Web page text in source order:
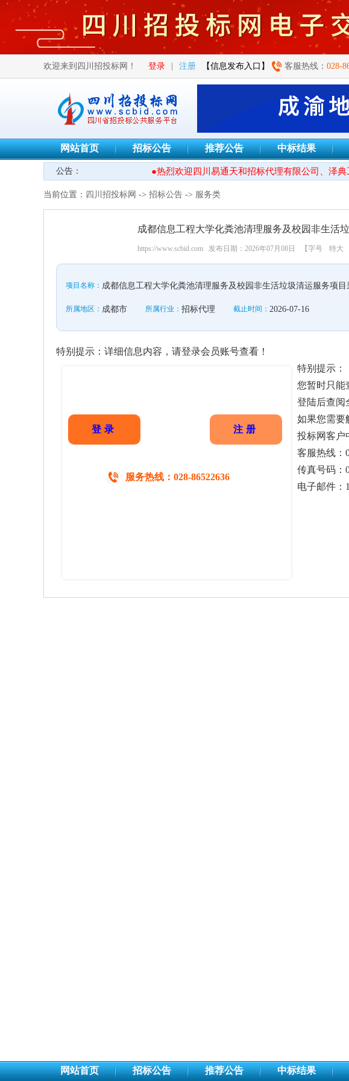
欢迎来到四川招投标网！ 登录 注册 【信息发布入口】 客服热线： 028-
网站首页 招标公告 推荐公告 中标结果
公告： ●热烈欢迎四川易通天和招标代理有限公司、泽典
当前位置： 四川招投标网 -> 招标公告 -> 服务类
成都信息工程大学化粪池清理服务及校园非生活
https://www.scbid.com 发布日期：2026年07月08日 【字号 特大
项目名称： 成都信息工程大学化粪池清理服务及校园非生活垃圾清运服务项目
所属地区： 成都市 所属行业： 招标代理 截止时间： 2026-07-16
特别提示：详细信息内容，请登录会员账号查看！
登录 注册
服务热线：028-86522636
特别提示：
您暂时只能
登陆后查阅
如果您需要
投标网客户
客服热线：
传真号码：
电子邮件：
网站首页 招标公告 推荐公告 中标结果